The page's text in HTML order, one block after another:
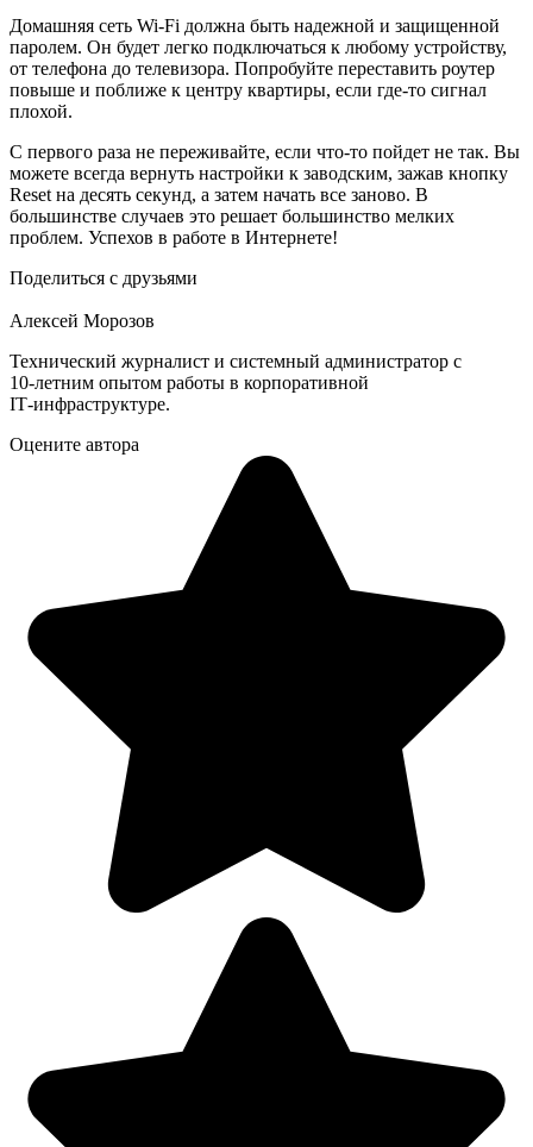
Домашняя сеть Wi-Fi должна быть надежной и защищенной
паролем. Он будет легко подключаться к любому устройству,
от телефона до телевизора. Попробуйте переставить роутер
повыше и поближе к центру квартиры, если где-то сигнал
плохой.
С первого раза не переживайте, если что-то пойдет не так. Вы
можете всегда вернуть настройки к заводским, зажав кнопку
Reset на десять секунд, а затем начать все заново. В
большинстве случаев это решает большинство мелких
проблем. Успехов в работе в Интернете!
Поделиться с друзьями
Алексей Морозов
Технический журналист и системный администратор с
10‑летним опытом работы в корпоративной
IT‑инфраструктуре.
Оцените автора